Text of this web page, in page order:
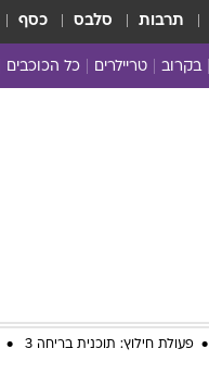
תרבות סלבס כסף
בקרוב טריילרים כל הכוכבים
פעולת חילוץ: תוכנית בריחה 3